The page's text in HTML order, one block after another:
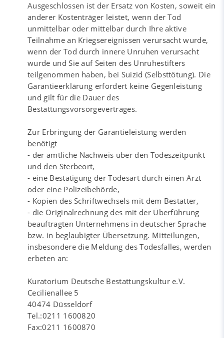
Ausgeschlossen ist der Ersatz von Kosten, soweit ein
anderer Kostenträger leistet, wenn der Tod
unmittelbar oder mittelbar durch Ihre aktive
Teilnahme an Kriegsereignissen verursacht wurde,
wenn der Tod durch innere Unruhen verursacht
wurde und Sie auf Seiten des Unruhestifters
teilgenommen haben, bei Suizid (Selbsttötung). Die
Garantieerklärung erfordert keine Gegenleistung
und gilt für die Dauer des
Bestattungsvorsorgevertrages.
Zur Erbringung der Garantieleistung werden
benötigt
- der amtliche Nachweis über den Todeszeitpunkt
und den Sterbeort,
- eine Bestätigung der Todesart durch einen Arzt
oder eine Polizeibehörde,
- Kopien des Schriftwechsels mit dem Bestatter,
- die Originalrechnung des mit der Überführung
beauftragten Unternehmens in deutscher Sprache
bzw. in beglaubigter Übersetzung. Mitteilungen,
insbesondere die Meldung des Todesfalles, werden
erbeten an:
Kuratorium Deutsche Bestattungskultur e.V.
Cecilienallee 5
40474 Düsseldorf
Tel.:0211 1600820
Fax:0211 1600870